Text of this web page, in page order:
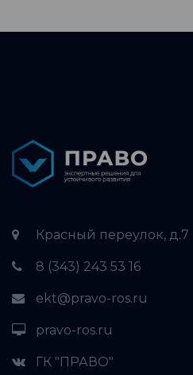
Красный переулок, д.7
8 (343) 243 53 16
ekt@pravo-ros.ru
pravo-ros.ru
ГК "ПРАВО"